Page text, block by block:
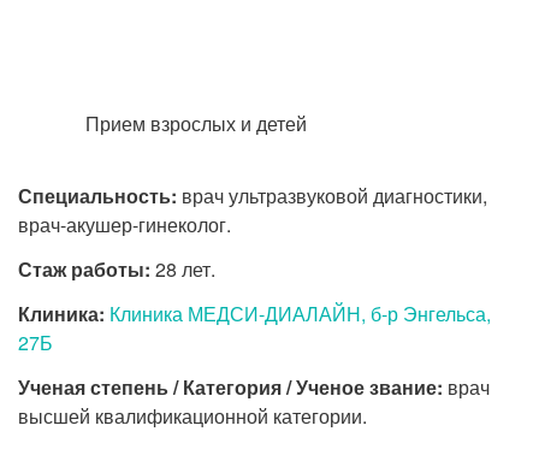
Прием взрослых и детей
Специальность: врач ультразвуковой диагностики,
врач-акушер-гинеколог.
Стаж работы: 28 лет.
Клиника: Клиника МЕДСИ-ДИАЛАЙН, б-р Энгельса,
27Б
Ученая степень / Категория / Ученое звание: врач
высшей квалификационной категории.